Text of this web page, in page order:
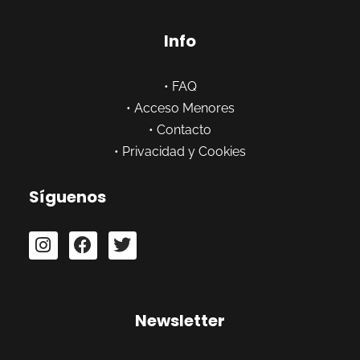
Info
• FAQ
• Acceso Menores
• Contacto
• Privacidad y Cookies
Síguenos
Newsletter